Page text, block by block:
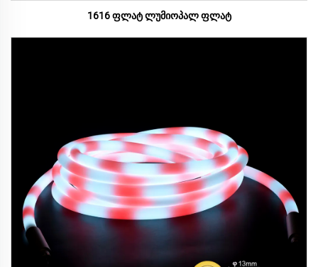
1616 ფლატ ლუმიოპალ ფლატ